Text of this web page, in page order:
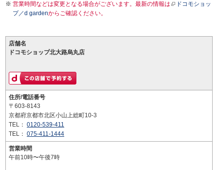
営業時間などは変更となる場合がございます。最新の情報は
ドコモショッ
プ／d gardenからご確認ください。
店舗名
ドコモショップ北大路烏丸店
住所/電話番号
〒603-8143
京都府京都市北区小山上総町10-3
TEL： 0120-539-411
TEL： 075-411-1444
営業時間
午前10時〜午後7時